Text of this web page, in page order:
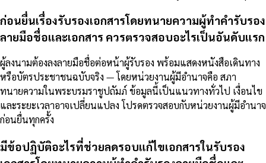
ก่อนยื่นเรื่องรับรองเอกสารโดยทนายความผู้ทำคำรับรอง
ลายมือชื่อและเอกสาร ควรตรวจสอบอะไรเป็นอันดับแรก
ผู้ลงนามต้องลงลายมือชื่อต่อหน้าผู้รับรอง พร้อมแสดงหนังสือเดินทาง
หรือบัตรประชาชนฉบับจริง — โดยหน่วยงานผู้มีอำนาจคือ สภา
ทนายความในพระบรมราชูปถัมภ์ ข้อมูลนี้เป็นแนวทางทั่วไป เงื่อนไข
และระยะเวลาอาจเปลี่ยนแปลง โปรดตรวจสอบกับหน่วยงานผู้มีอำนาจ
ก่อนยื่นทุกครั้ง
มีข้อปฏิบัติอะไรที่ช่วยลดรอบแก้ไขเอกสารในรับรอง